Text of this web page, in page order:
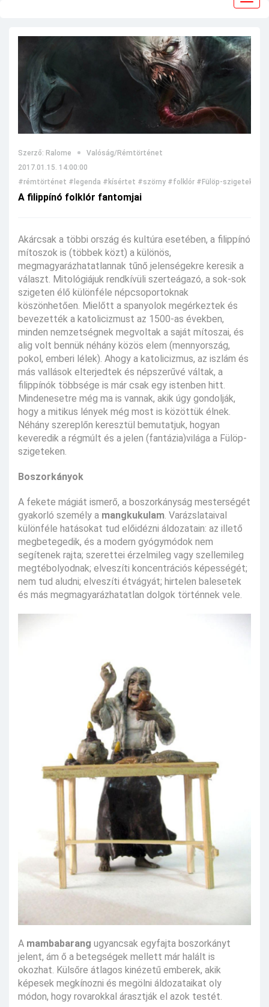
Szerző: Ralome
Valóság/Rémtörténet
2017.01.15. 14:00:00
#rémtörténet #legenda #kísértet #szörny #folklór #Fülöp-szigetek
A filippínó folklór fantomjai
Akárcsak a többi ország és kultúra esetében, a filippínó
mítoszok is (többek közt) a különös,
megmagyarázhatatlannak tűnő jelenségekre keresik a
választ. Mitológiájuk rendkívüli szerteágazó, a sok-sok
szigeten élő különféle népcsoportoknak
köszönhetően. Mielőtt a spanyolok megérkeztek és
bevezették a katolicizmust az 1500-as években,
minden nemzetségnek megvoltak a saját mítoszai, és
alig volt bennük néhány közös elem (mennyország,
pokol, emberi lélek). Ahogy a katolicizmus, az iszlám és
más vallások elterjedtek és népszerűvé váltak, a
filippínók többsége is már csak egy istenben hitt.
Mindenesetre még ma is vannak, akik úgy gondolják,
hogy a mitikus lények még most is közöttük élnek.
Néhány szereplőn keresztül bemutatjuk, hogyan
keveredik a régmúlt és a jelen (fantázia)világa a Fülöp-
szigeteken.
Boszorkányok
A fekete mágiát ismerő, a boszorkányság mesterségét
gyakorló személy a mangkukulam. Varázslataival
különféle hatásokat tud előidézni áldozatain: az illető
megbetegedik, és a modern gyógymódok nem
segítenek rajta; szerettei érzelmileg vagy szellemileg
megtébolyodnak; elveszíti koncentrációs képességét;
nem tud aludni; elveszíti étvágyát; hirtelen balesetek
és más megmagyarázhatatlan dolgok történnek vele.
A mambabarang ugyancsak egyfajta boszorkányt
jelent, ám ő a betegségek mellett már halált is
okozhat. Külsőre átlagos kinézetű emberek, akik
képesek megkínozni és megölni áldozataikat oly
módon, hogy rovarokkal árasztják el azok testét.